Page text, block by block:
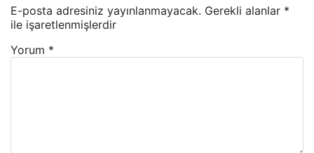
E-posta adresiniz yayınlanmayacak. Gerekli alanlar *
ile işaretlenmişlerdir
Yorum *